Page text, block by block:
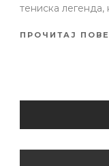
тениска легенда,
ПРОЧИТАЈ